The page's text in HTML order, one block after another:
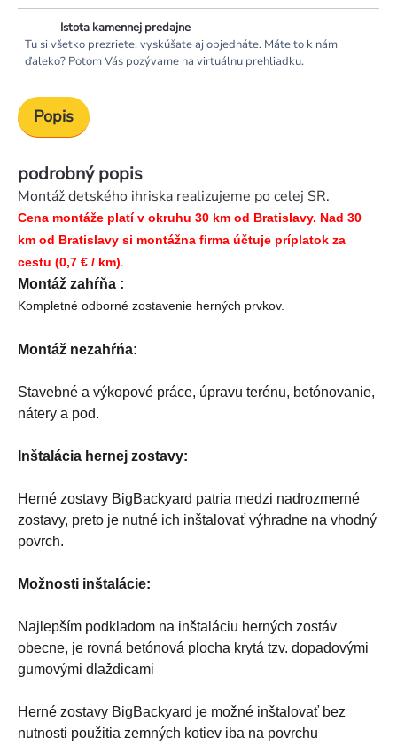
Istota kamennej predajne
Tu si všetko prezriete, vyskúšate aj objednáte. Máte to k nám
ďaleko? Potom Vás pozývame na virtuálnu prehliadku.
Popis
podrobný popis
Montáž detského ihriska realizujeme po celej SR.
Cena montáže platí v okruhu 30 km od Bratislavy. Nad 30
km od Bratislavy si montážna firma účtuje príplatok za
cestu (0,7 € / km).
Montáž zahŕňa :
Kompletné odborné zostavenie herných prvkov.
Montáž nezahŕńa:
Stavebné a výkopové práce, úpravu terénu, betónovanie,
nátery a pod.
Inštalácia hernej zostavy:
Herné zostavy BigBackyard patria medzi nadrozmerné
zostavy, preto je nutné ich inštalovať výhradne na vhodný
povrch.
Možnosti inštalácie:
Najlepším podkladom na inštaláciu herných zostáv
obecne, je rovná betónová plocha krytá tzv. dopadovými
gumovými dlaždicami
Herné zostavy BigBackyard je možné inštalovať bez
nutnosti použitia zemných kotiev iba na povrchu